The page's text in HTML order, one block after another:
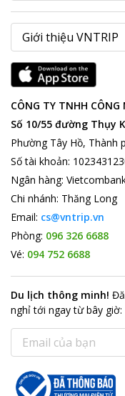
CÔNG TY TNHH CÔNG
Số 10/55 đường Thụy
Phường Tây Hồ, Thành
Số tài khoản:
Ngân hàng:
Chi nhánh: Thăng Long
Email: cs@vntrip.vn
Phòng: 096 326 6688
Vé: 094 752 6688
Du lịch thông minh!
nghỉ tới ngay từ bây giờ: